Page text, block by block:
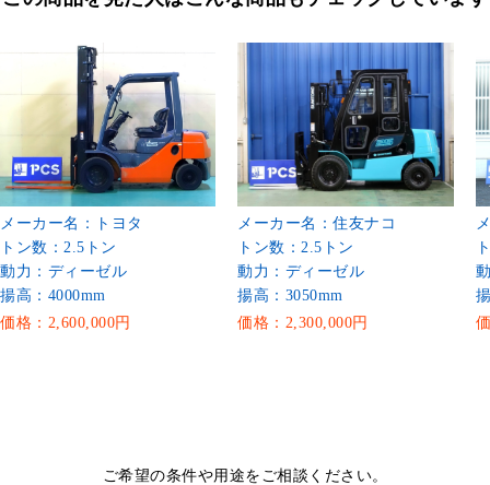
メーカー名：トヨタ
トン数：2.5トン
動力：ディーゼル
揚高：4000mm
価格：2,600,000円
メーカー名：住友ナコ
トン数：2.5トン
動力：ディーゼル
揚高：3050mm
価格：2,300,000円
ご希望の条件や用途をご相談ください。